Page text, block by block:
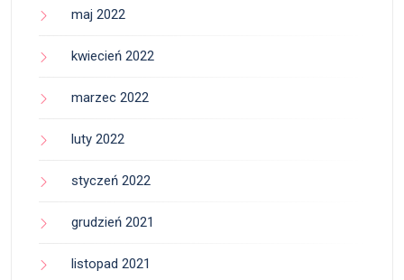
maj 2022
kwiecień 2022
marzec 2022
luty 2022
styczeń 2022
grudzień 2021
listopad 2021